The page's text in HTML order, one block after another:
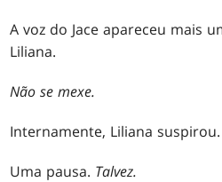
A voz do Jace apareceu mais
Liliana.
Não se mexe.
Internamente, Liliana
Uma pausa. Talvez.